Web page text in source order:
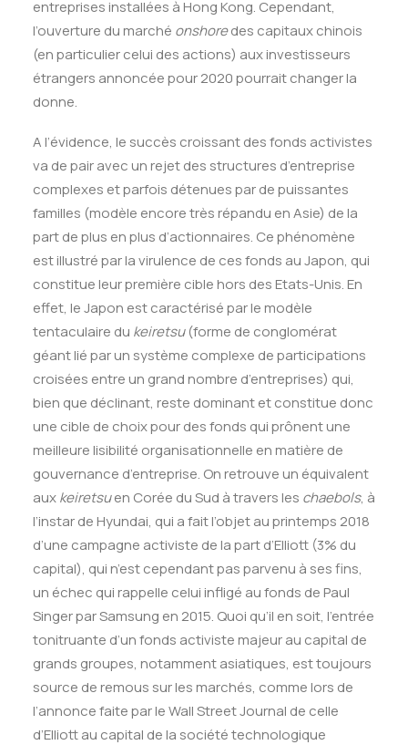
entreprises installées à Hong Kong. Cependant,
l’ouverture du marché onshoredes capitaux chinois
(en particulier celui des actions) aux investisseurs
étrangers annoncée pour 2020 pourrait changer la
donne.
A l’évidence, le succès croissant des fonds activistes
va de pair avec un rejet des structures d’entreprise
complexes et parfois détenues par de puissantes
familles (modèle encore très répandu en Asie) de la
part de plus en plus d’actionnaires. Ce phénomène
est illustré par la virulence de ces fonds au Japon, qui
constitue leur première cible hors des Etats-Unis. En
effet, le Japon est caractérisé par le modèle
tentaculaire du keiretsu(forme de conglomérat
géant lié par un système complexe de participations
croisées entre un grand nombre d’entreprises) qui,
bien que déclinant, reste dominant et constitue donc
une cible de choix pour des fonds qui prônent une
meilleure lisibilité organisationnelle en matière de
gouvernance d’entreprise. On retrouve un équivalent
auxkeiretsuen Corée du Sud à travers les chaebols, à
l’instar de Hyundai, qui a fait l’objet au printemps 2018
d’une campagne activiste de la part d’Elliott (3% du
capital), qui n’est cependant pas parvenu à ses fins,
un échec qui rappelle celui infligé au fonds de Paul
Singer par Samsung en 2015. Quoi qu’il en soit, l’entrée
tonitruante d’un fonds activiste majeur au capital de
grands groupes, notamment asiatiques, est toujours
source de remous sur les marchés, comme lors de
l’annonce faite par le Wall Street Journal de celle
d’Elliott au capital de la société technologique